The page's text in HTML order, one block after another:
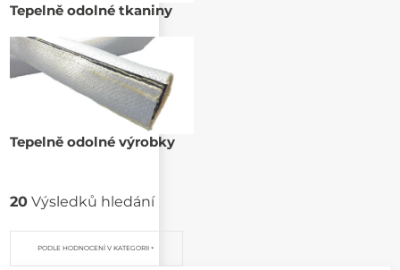
Tepelně odolné tkaniny
Tepelně odolné výrobky
20 Výsledků hledání
PODLE HODNOCENÍ V KATEGORII